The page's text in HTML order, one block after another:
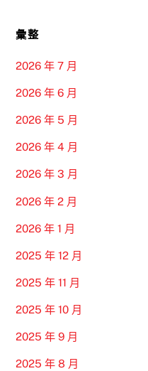
彙整
2026 年 7 月
2026 年 6 月
2026 年 5 月
2026 年 4 月
2026 年 3 月
2026 年 2 月
2026 年 1 月
2025 年 12 月
2025 年 11 月
2025 年 10 月
2025 年 9 月
2025 年 8 月